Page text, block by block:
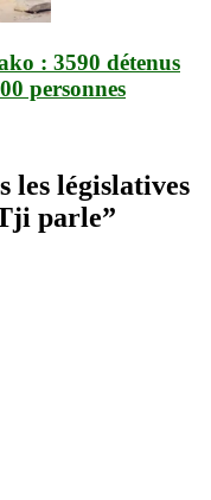
: 3590 détenus
personnes
les législatives
parle”